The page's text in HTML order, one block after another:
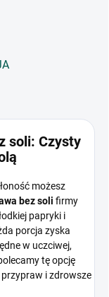
soli: Czysty
możesz
bez soli firmy
papryki i
porcja zyska
w uczciwej,
tę opcję
i zdrowsze